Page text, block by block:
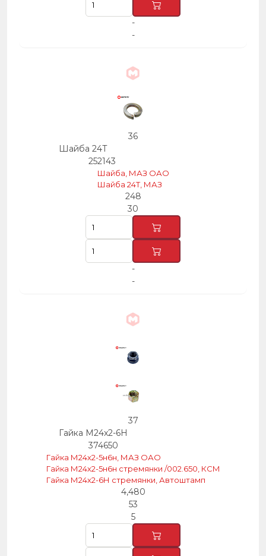
-
-
36
Шайба 24Т
252143
Шайба, МАЗ ОАО
Шайба 24Т, МАЗ
248
30
-
-
37
Гайка М24х2-6Н
374650
Гайка М24х2-5н6н, МАЗ ОАО
Гайка М24х2-5н6н стремянки /002.650, КСМ
Гайка М24х2-6Н стремянки, Автоштамп
4,480
53
5